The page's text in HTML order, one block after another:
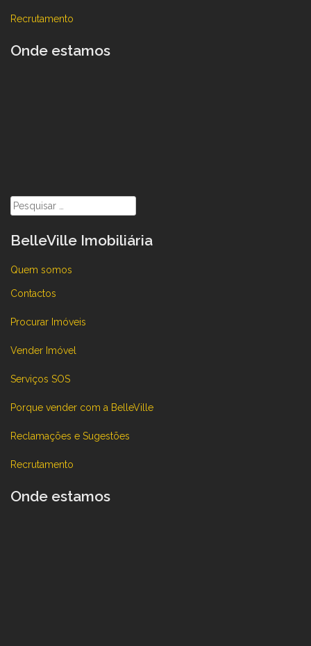
Recrutamento
Onde estamos
Pesquisar
por:
BelleVille Imobiliária
Quem somos
Contactos
Procurar Imóveis
Vender Imóvel
Serviços SOS
Porque vender com a BelleVille
Reclamações e Sugestões
Recrutamento
Onde estamos